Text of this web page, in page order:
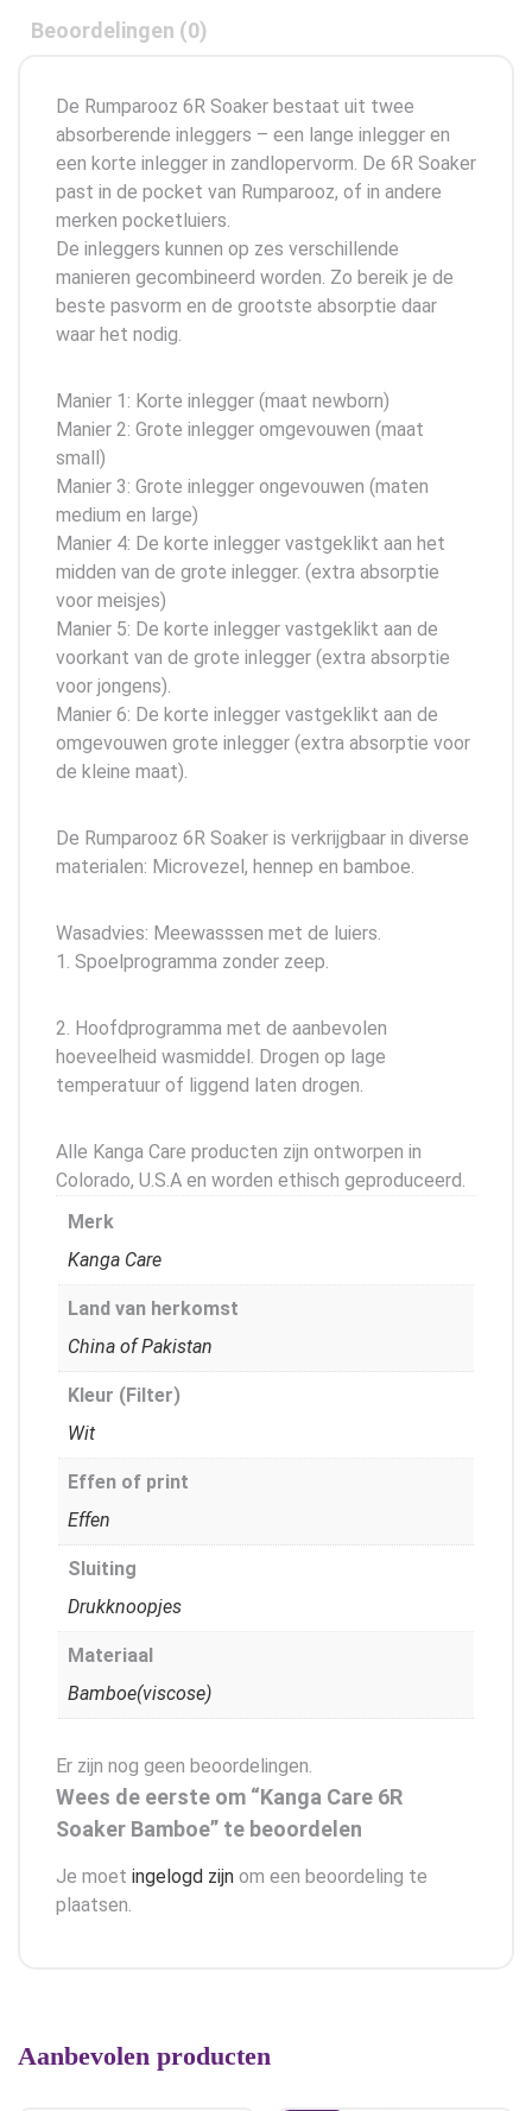
Beoordelingen (0)
De Rumparooz 6R Soaker bestaat uit twee
absorberende inleggers – een lange inlegger en
een korte inlegger in zandlopervorm. De 6R Soaker
past in de pocket van Rumparooz, of in andere
merken pocketluiers.
De inleggers kunnen op zes verschillende
manieren gecombineerd worden. Zo bereik je de
beste pasvorm en de grootste absorptie daar
waar het nodig.
Manier 1: Korte inlegger (maat newborn)
Manier 2: Grote inlegger omgevouwen (maat
small)
Manier 3: Grote inlegger ongevouwen (maten
medium en large)
Manier 4: De korte inlegger vastgeklikt aan het
midden van de grote inlegger. (extra absorptie
voor meisjes)
Manier 5: De korte inlegger vastgeklikt aan de
voorkant van de grote inlegger (extra absorptie
voor jongens).
Manier 6: De korte inlegger vastgeklikt aan de
omgevouwen grote inlegger (extra absorptie voor
de kleine maat).
De Rumparooz 6R Soaker is verkrijgbaar in diverse
materialen: Microvezel, hennep en bamboe.
Wasadvies: Meewasssen met de luiers.
1. Spoelprogramma zonder zeep.
2. Hoofdprogramma met de aanbevolen
hoeveelheid wasmiddel. Drogen op lage
temperatuur of liggend laten drogen.
Alle Kanga Care producten zijn ontworpen in
Colorado, U.S.A en worden ethisch geproduceerd.
Merk
Kanga Care
Land van herkomst
China of Pakistan
Kleur (Filter)
Wit
Effen of print
Effen
Sluiting
Drukknoopjes
Materiaal
Bamboe(viscose)
Er zijn nog geen beoordelingen.
Wees de eerste om “Kanga Care 6R
Soaker Bamboe” te beoordelen
Je moet ingelogd zijn om een beoordeling te
plaatsen.
Aanbevolen producten